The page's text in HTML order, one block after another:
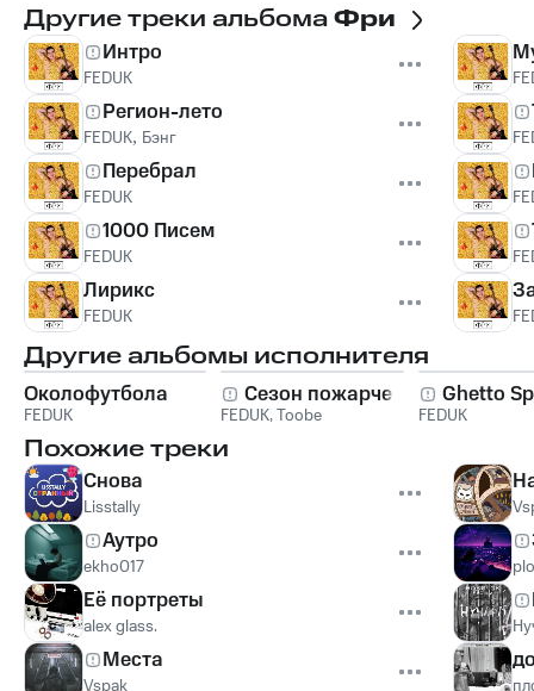
Другие треки альбомаФри
Интро
FEDUK
Регион-лето
FEDUK, Бэнг
Перебрал
FEDUK
1000 Писем
FEDUK
Лирикс
FEDUK
Другие альбомы исполнителя
Околофутбола
FEDUK
Сезон пожарче
FEDUK,Toobe
Ghetto
FEDUK
Похожие треки
Снова
Lisstally
Аутро
ekho017
Её портреты
alex glass.
Места
Vspak